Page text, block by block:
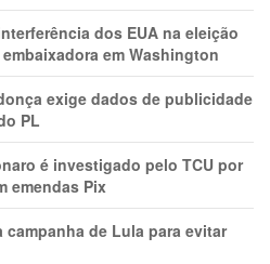
dos EUA na eleição
em Washington
exige dados de publicidade
PL
é investigado pelo TCU por
emendas Pix
campanha de Lula para evitar